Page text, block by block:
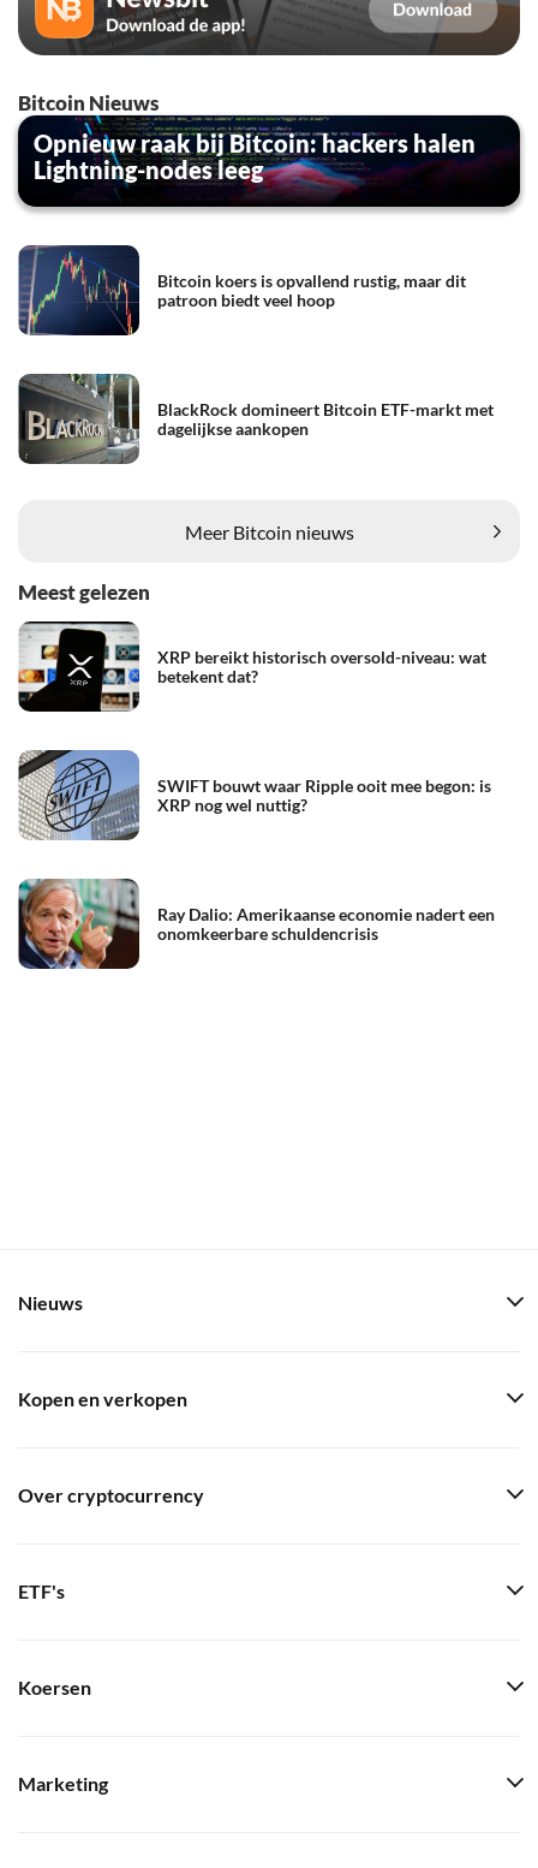
Bitcoin Nieuws
Opnieuw raak bij Bitcoin: hackers halen
Lightning-nodes leeg
Bitcoin koers is opvallend rustig, maar dit
patroon biedt veel hoop
BlackRock domineert Bitcoin ETF-markt met
dagelijkse aankopen
Meer Bitcoin nieuws
Meest gelezen
XRP bereikt historisch oversold-niveau: wat
betekent dat?
SWIFT bouwt waar Ripple ooit mee begon: is
XRP nog wel nuttig?
Ray Dalio: Amerikaanse economie nadert een
onomkeerbare schuldencrisis
Nieuws
Kopen en verkopen
Over cryptocurrency
ETF's
Koersen
Marketing